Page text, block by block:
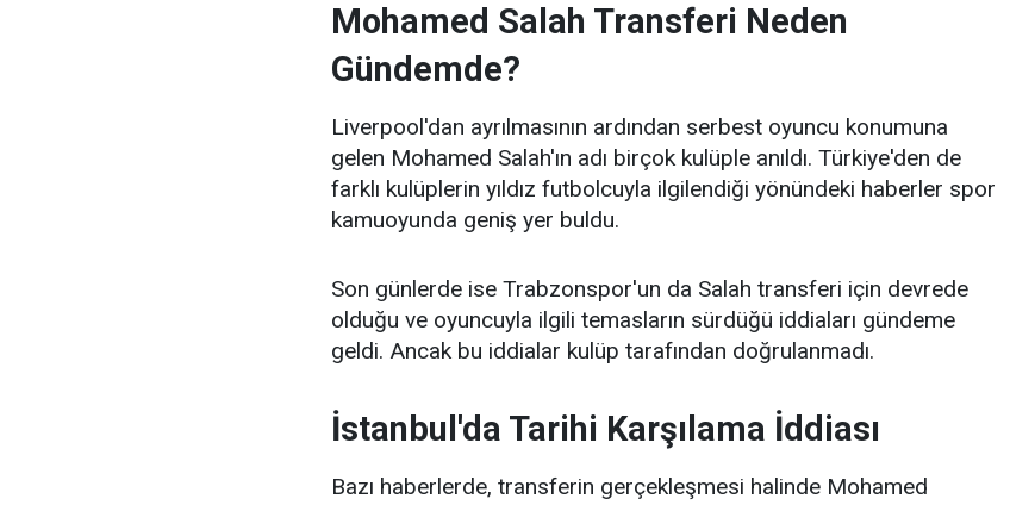
Mohamed Salah Transferi Neden
Gündemde?
Liverpool'dan ayrılmasının ardından serbest oyuncu konumuna
gelen Mohamed Salah'ın adı birçok kulüple anıldı. Türkiye'den de
farklı kulüplerin yıldız futbolcuyla ilgilendiği yönündeki haberler spor
kamuoyunda geniş yer buldu.
Son günlerde ise Trabzonspor'un da Salah transferi için devrede
olduğu ve oyuncuyla ilgili temasların sürdüğü iddiaları gündeme
geldi. Ancak bu iddialar kulüp tarafından doğrulanmadı.
İstanbul'da Tarihi Karşılama İddiası
Bazı haberlerde, transferin gerçekleşmesi halinde Mohamed